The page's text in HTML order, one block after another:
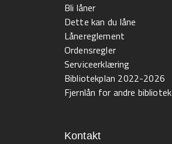
Bli låner
Dette kan du låne
Lånereglement
Ordensregler
Serviceerklæring
Bibliotekplan 2022-2026
Fjernlån for andre bibliotek
Kontakt